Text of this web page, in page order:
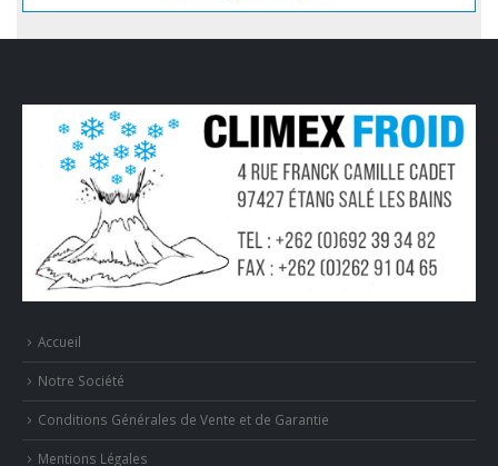
Accueil
Notre Société
Conditions Générales de Vente et de Garantie
Mentions Légales